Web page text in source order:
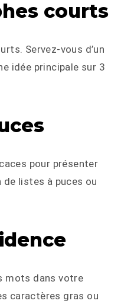
courts
Servez-vous d’un
idée principale sur 3
pour présenter
listes à puces ou
mots dans votre
caractères gras ou